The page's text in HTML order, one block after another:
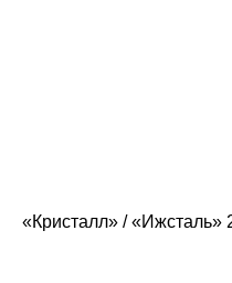
«Кристалл» / «Ижсталь»